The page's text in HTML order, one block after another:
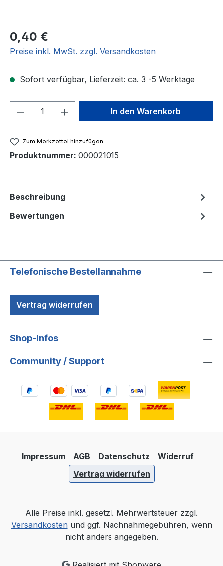
Regulärer Preis:
0,40 €
Preise inkl. MwSt. zzgl. Versandkosten
Sofort verfügbar, Lieferzeit: ca. 3 -5 Werktage
Produkt Anzahl: Gib denIn den Warenkorb
Zum Merkzettel hinzufügen
Produktnummer: 000021015
Beschreibung
Bewertungen
Telefonische Bestellannahme
Vertrag widerrufen
Shop-Infos
Community / Support
Impressum AGB Datenschutz
Widerruf
Vertrag widerrufen
Alle Preise inkl. gesetzl. Mehrwertsteuer zzgl.
Versandkostenund ggf. Nachnahmegebühren, wenn
nicht anders angegeben.